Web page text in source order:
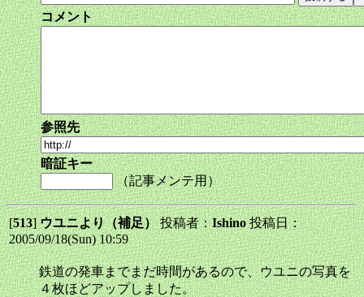
コメント
参照先
暗証キー
（記事メンテ用）
[513]ウユニより（補足）投稿者：Ishino投稿日：
2005/09/18(Sun) 10:59
鉄道の発車までまだ時間があるので、ウユニの写真を
４枚ほどアップしました。